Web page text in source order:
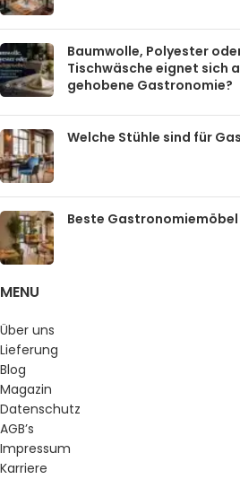
Baumwolle, Polyester
Tischwäsche eignet sich
gehobene Gastronomie?
Welche Stühle sind für
Beste
MENU
Über uns
Lieferung
Blog
Magazin
Datenschutz
AGB’s
Impressum
Karriere